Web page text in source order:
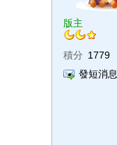
版主
積分 1779
發短消息